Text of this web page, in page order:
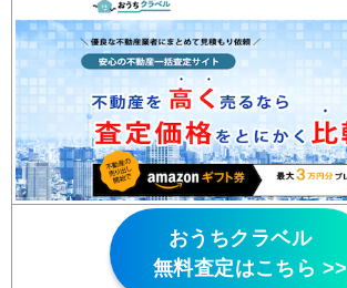
おうちクラベル
無料査定はこちら >>